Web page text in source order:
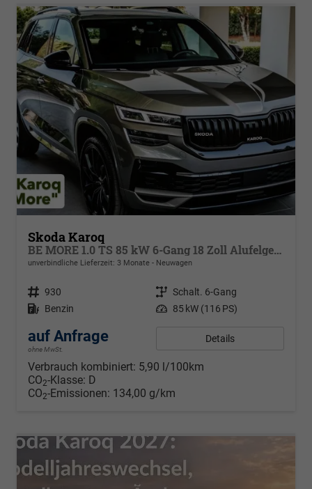
Skoda Karoq
BE MORE 1.0 TS 85 kW 6-Gang 18 Zoll Alufelgen, Reserverad, Rückkamera, Kessy Full, PDC 4+H, Klimaautomatik, Licht & Sicht Paket, Metallfarbe, Heckspoiler, Sun Set, Ambiente Light, LED, 4 Jahre Garantie,
unverbindliche Lieferzeit: 3 Monate Neuwagen
Fahrzeugnr. 930 Getriebe Schalt. 6-Gang
Kraftstoff Benzin Leistung 85 kW (116 PS)
auf Anfrage
ohne MwSt.
Details
Verbrauch kombiniert: 5,90 l/100km
CO2-Klasse: D
CO2-Emissionen: 134,00 g/km